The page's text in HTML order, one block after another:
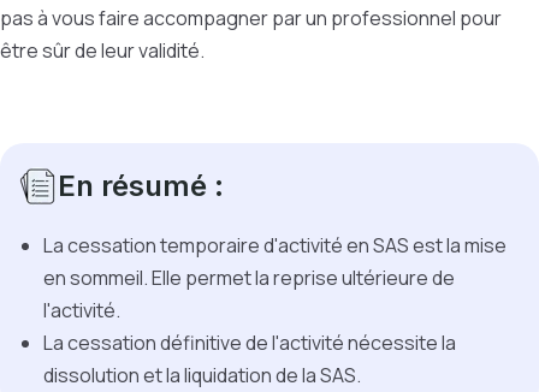
pas à vous faire accompagner par un professionnel pour
être sûr de leur validité.
En résumé :
La cessation temporaire d'activité en SAS est la mise
en sommeil. Elle permet la reprise ultérieure de
l'activité.
La cessation définitive de l'activité nécessite la
dissolution et la liquidation de la SAS.